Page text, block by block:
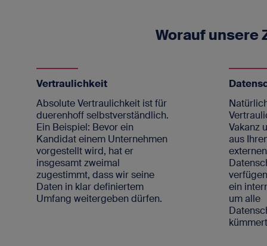
Worauf unsere
Vertraulichkeit
Absolute Vertraulichkeit ist für
duerenhoff selbstverständlich.
Ein Beispiel: Bevor ein
Kandidat einem Unternehmen
vorgestellt wird, hat er
insgesamt zweimal
zugestimmt, dass wir seine
Daten in klar definiertem
Umfang weitergeben dürfen.
Vakanz
aus
externen
ein
um alle